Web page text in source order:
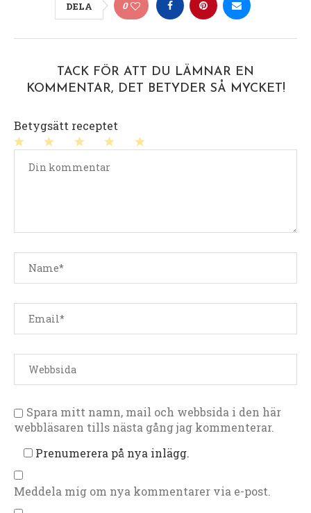
DELA 0
TACK FÖR ATT DU LÄMNAR EN
KOMMENTAR, DET BETYDER SÅ MYCKET!
Betygsätt receptet
stjärnor
stjärnor
stjärnor
stjärna
Spara mitt namn, mail och webbsida i den här
webbläsaren tills nästa gång jag kommenterar.
Prenumerera på nya inlägg.
Meddela mig om nya kommentarer via e-post.